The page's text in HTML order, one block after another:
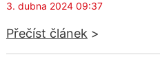
3. dubna 2024 09:37
Přečíst článek >